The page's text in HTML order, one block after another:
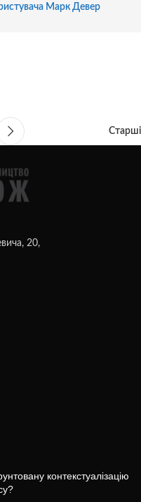
Марк Девер
Старші
20,
контекстуалізацію